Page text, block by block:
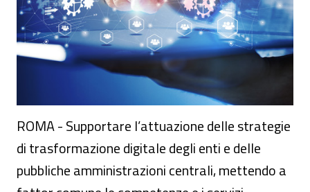
ROMA - Supportare l’attuazione delle strategie
di trasformazione digitale degli enti e delle
pubbliche amministrazioni centrali, mettendo a